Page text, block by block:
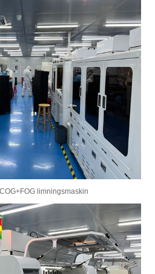
limningsmaskin